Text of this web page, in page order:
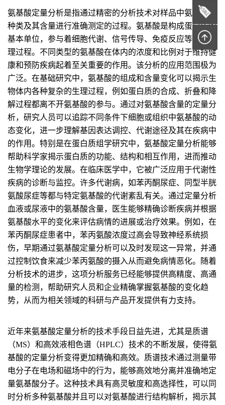
氨基酸定量分析是指通过精密的分析技术对样品中氨基酸的
种类及其含量进行准确测定的过程。氨基酸是构成蛋白质的
基本单位，参与着细胞代谢、信号传导、免疫反应等众多生
理过程。不同类型的氨基酸在体内的浓度和比例对于维持健
康和预防疾病起着至关重要的作用。该分析的应用范围极为
广泛。在基础研究中，氨基酸的组成和含量变化可以揭示生
物体内各种复杂的生理过程，例如蛋白质的合成、折叠和降
解过程都离不开氨基酸的参与。通过对氨基酸含量的定量分
析，研究人员可以追踪不同条件下细胞或组织中氨基酸的动
态变化，进一步理解基因表达调控、代谢途径及其在疾病中
的作用。特别是在蛋白质组学研究中，氨基酸定量分析能够
帮助科学家揭示蛋白质的功能、结构和相互作用，进而推动
生物学理论的发展。在临床医学中，它被广泛应用于代谢性
疾病的诊断与监控。许多代谢病，如苯丙酮尿症、同型半胱
氨酸尿症等都与特定氨基酸的代谢紊乱有关。通过定量分析
血液或尿液中的氨基酸含量，医生能够精确诊断疾病并根据
氨基酸水平的变化来评估病情的进展或治疗效果。例如，在
苯丙酮尿症患者中，苯丙氨酸浓度过高会导致神经系统损
伤，早期通过氨基酸定量分析可以及时发现这一异常，并通
过控制饮食来减少苯丙氨酸的摄入从而避免病情恶化。随着
分析技术的进步，这项分析服务已经能够提供高精度、高通
量的检测，帮助研究人员和企业精确掌握氨基酸的变化趋
势，从而为相关领域的科研与产品开发提供有力支持。
近年来氨基酸定量分析的技术手段日益先进，尤其是质谱
（MS）和高效液相色谱（HPLC）技术的不断发展，使得氨
基酸的定量分析变得更加精确和高效。质谱技术通过测量带
电分子在电场和磁场中的行为，能够高效地分离并准确地定
量氨基酸分子。这种技术具有高灵敏度和高选择性，可以同
时分析多种氨基酸并且可以对氨基酸进行结构解析，揭示其